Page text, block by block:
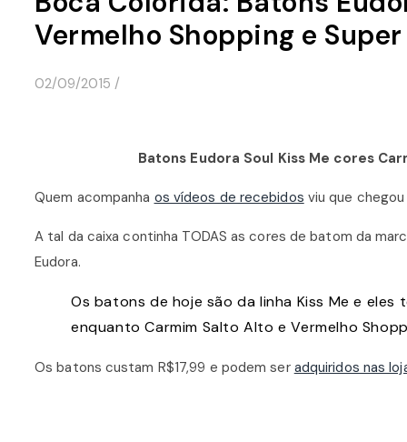
Vermelho Shopping e
02/09/2015 /
Batons Eudora Soul Kiss Me cores
Quem acompanha os vídeos de recebidos viu que
A tal da caixa continha TODAS as cores de batom da
Eudora.
Os batons de hoje são da linha Kiss Me e
enquanto Carmim Salto Alto e Vermelho
Os batons custam R$17,99 e podem ser adquiridos nas